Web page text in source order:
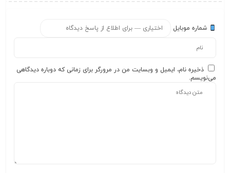
شماره موبایل
ذخیره نام، ایمیل و وبسایت من در مرورگر برای زمانی که دوباره دیدگاهی
می‌نویسم.